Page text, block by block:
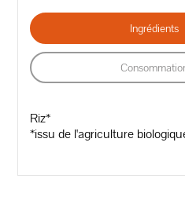
Ingrédients
Riz*
*issu de l'agriculture